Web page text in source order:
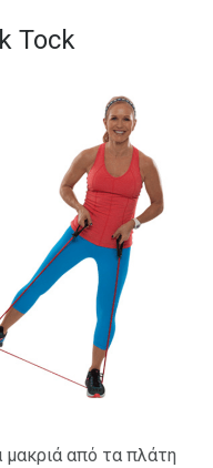
Tock
μακριά από τα πλάτη